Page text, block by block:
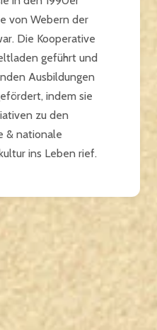
von Webern der
Die Kooperative
geführt und
Ausbildungen
indem sie
zu den
& nationale
ins Leben rief.